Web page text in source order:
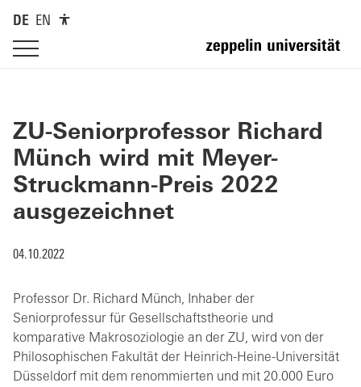
DE EN
ZU-Seniorprofessor Richard
Münch wird mit Meyer-
Struckmann-Preis 2022
ausgezeichnet
04.10.2022
Professor Dr. Richard Münch, Inhaber der
Seniorprofessur für Gesellschaftstheorie und
komparative Makrosoziologie an der ZU, wird von der
Philosophischen Fakultät der Heinrich-Heine-Universität
Düsseldorf mit dem renommierten und mit 20.000 Euro